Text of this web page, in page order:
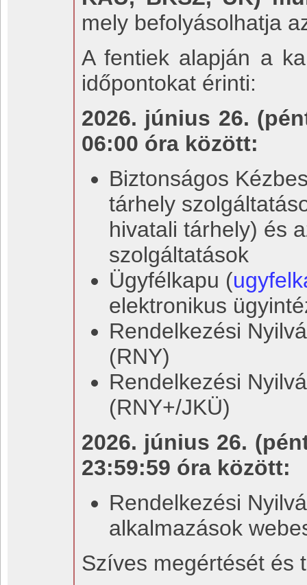
mely befolyásolhatja
A fentiek alapján a
időpontokat érinti:
2026. június 26.
06:00 óra között:
Biztonságos
tárhely
hivatali tárhely) és
szolgáltatások
Ügyfélkapu (
elektronikus
Rendelkezési
(RNY)
Rendelkezési
(RNY+/JKÜ)
2026. június 26.
23:59:59 óra között:
Rendelkezési
alkalmazások
Szíves megértését és